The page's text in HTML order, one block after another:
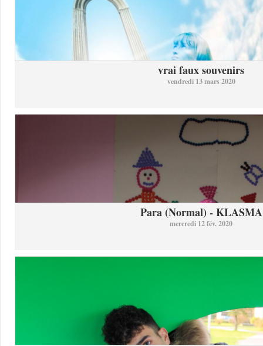
vrai faux souvenirs
vendredi 13 mars 2020
Para (Normal) - KLASMA
mercredi 12 fév. 2020